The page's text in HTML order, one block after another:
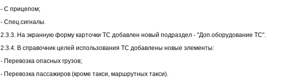
- С прицепом;
- Спец.сигналы.
2.3.3. На экранную форму карточки ТС добавлен новый подраздел - "Доп.оборудование ТС".
2.3.4. В справочник целей использования ТС добавлены новые элементы:
- Перевозка опасных грузов;
- Перевозка пассажиров (кроме такси, маршрутных такси).